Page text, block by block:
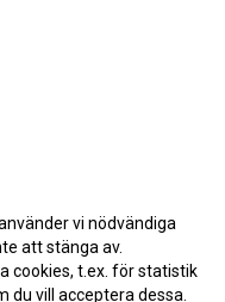
vi nödvändiga
att stänga av.
cookies, t.ex. för statistik
du vill acceptera dessa.